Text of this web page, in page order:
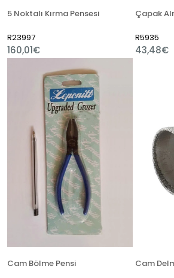
5 Noktalı Kırma Pensesi
R23997
160,01€
Çapak
R5935
43,48€
Cam Bölme Pensi Cam